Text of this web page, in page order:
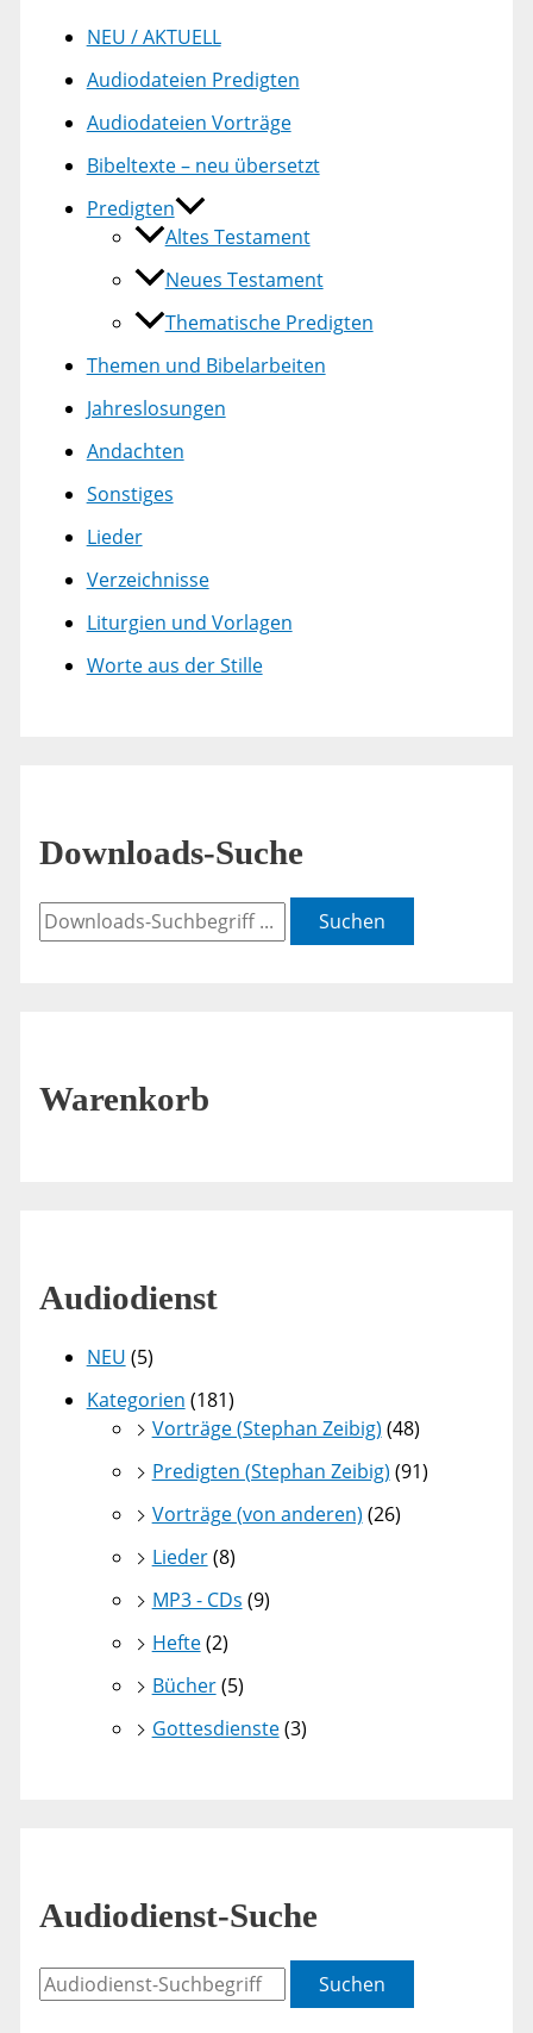
NEU / AKTUELL
Audiodateien Predigten
Audiodateien Vorträge
Bibeltexte – neu übersetzt
Predigten
Altes Testament
Neues Testament
Thematische Predigten
Themen und Bibelarbeiten
Jahreslosungen
Andachten
Sonstiges
Lieder
Verzeichnisse
Liturgien und Vorlagen
Worte aus der Stille
Downloads-Suche
Suchen
Warenkorb
Audiodienst
NEU (5)
Kategorien (181)
Vorträge (Stephan Zeibig) (48)
Predigten (Stephan Zeibig) (91)
Vorträge (von anderen) (26)
Lieder(8)
MP3 - CDs (9)
Hefte(2)
Bücher(5)
Gottesdienste(3)
Audiodienst-Suche
Suchen